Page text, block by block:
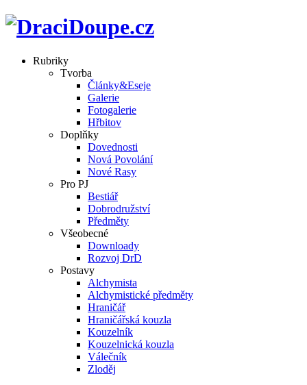
Rubriky
Tvorba
Články&Eseje
Galerie
Fotogalerie
Hřbitov
Doplňky
Dovednosti
Nová Povolání
Nové Rasy
Pro PJ
Bestiář
Dobrodružství
Předměty
Všeobecné
Downloady
Rozvoj DrD
Postavy
Alchymista
Alchymistické předměty
Hraničář
Hraničářská kouzla
Kouzelník
Kouzelnická kouzla
Válečník
Zloděj